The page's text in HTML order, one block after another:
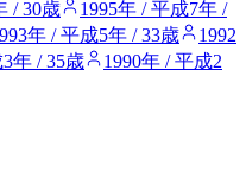
/ 30歳
1995年 / 平成7年 /
年 / 平成5年 / 33歳
1992
年 / 35歳
1990年 / 平成2